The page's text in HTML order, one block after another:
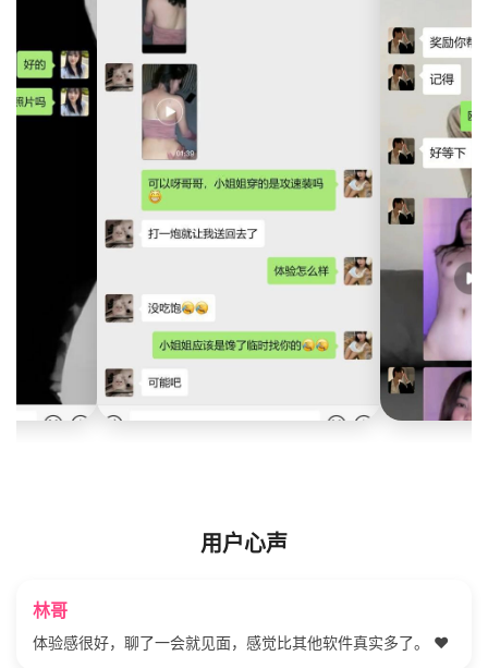
用户心声
林哥
体验感很好，聊了一会就见面，感觉比其他软件真实多了。 ❤️